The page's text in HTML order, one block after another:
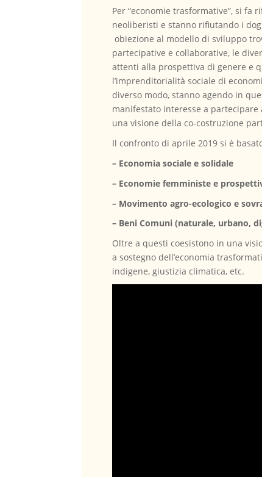
Per “economie trasformative”, si
neoliberisti e stanno rifiutando i
obiezione al modello di sviluppo
partecipative e collaborative, le
attenti alla prospettiva di genere e
l’imprenditorialità sociale di
diverso modo, stanno agendo in
manifestato interesse a
una visione della co-costruzione
Il confronto di aprile 2019 si è
– Economia sociale e solidale
– Economie femministe e
– Movimento agro-ecologico e
– Beni Comuni (naturale, urbano,
Oltre a questi coesistono in una
a sostegno dell’economia
indigene, giustizia climatica, etc.